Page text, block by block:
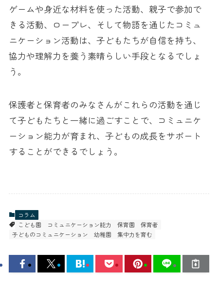
ゲームや身近な材料を使った活動、親子で参加で
きる活動、ロープレ、そして物語を通じたコミュ
ニケーション活動は、子どもたちが自信を持ち、
協力や理解力を養う素晴らしい手段となるでしょ
う。
保護者と保育者のみなさんがこれらの活動を通じ
て子どもたちと一緒に過ごすことで、コミュニケ
ーション能力が育まれ、子どもの成長をサポート
することができるでしょう。
コラム
こども園
コミュニケーション能力 保育園
保育者
子どものコミュニケーション
幼稚園 集中力を育む